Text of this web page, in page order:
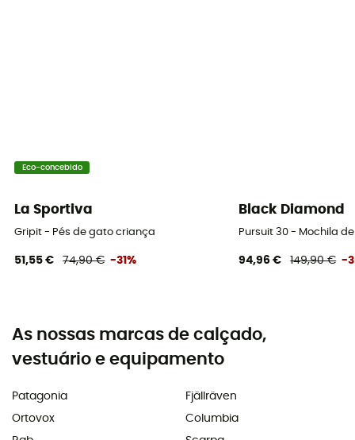
Eco-concebido
La Sportiva
Gripit - Pés de gato criança
51,55 € 74,90 € -31%
Black Diamond
Pursuit 30 - Mochila
94,96 € 149,90 € -
As nossas marcas de calçado,
vestuário e equipamento
Patagonia
Ortovox
Fjällräven
Columbia